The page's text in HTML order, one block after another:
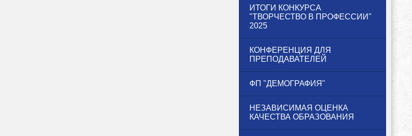
ИТОГИ КОНКУРСА
"ТВОРЧЕСТВО В ПРОФЕССИИ"
2025
КОНФЕРЕНЦИЯ ДЛЯ
ПРЕПОДАВАТЕЛЕЙ
ФП "ДЕМОГРАФИЯ"
НЕЗАВИСИМАЯ ОЦЕНКА
КАЧЕСТВА ОБРАЗОВАНИЯ